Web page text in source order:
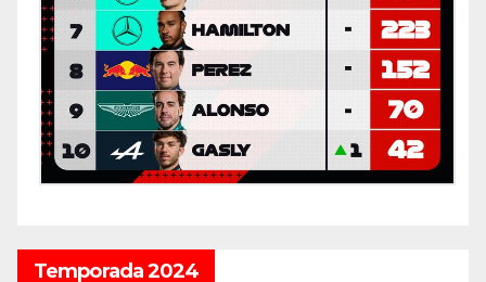
Temporada 2024